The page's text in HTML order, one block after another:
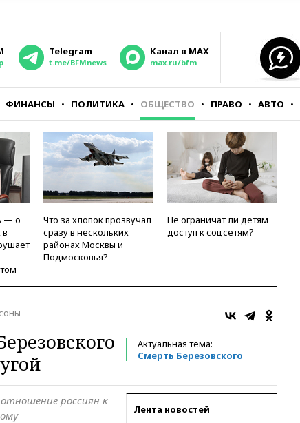
Telegram
t.me/BFMnews
Канал в MAX
max.ru/bfm
ФИНАНСЫ ПОЛИТИКА ОБЩЕСТВО ПРАВО АВТО
— о
Что за хлопок прозвучал
сразу в нескольких
районах Москвы и
Подмосковья?
Не ограничат ли детям
доступ к соцсетям?
Актуальная тема:
Смерть Березовского
Лента новостей
россиян к